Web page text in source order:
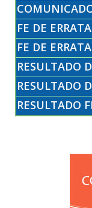
FE DE
FE DE
RESULTADO
RESULTADO
RESULTADO